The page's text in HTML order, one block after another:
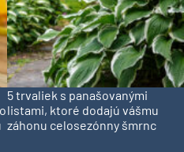
5 trvaliek s panašovanými
listami, ktoré dodajú vášmu
záhonu celosezónny šmrnc